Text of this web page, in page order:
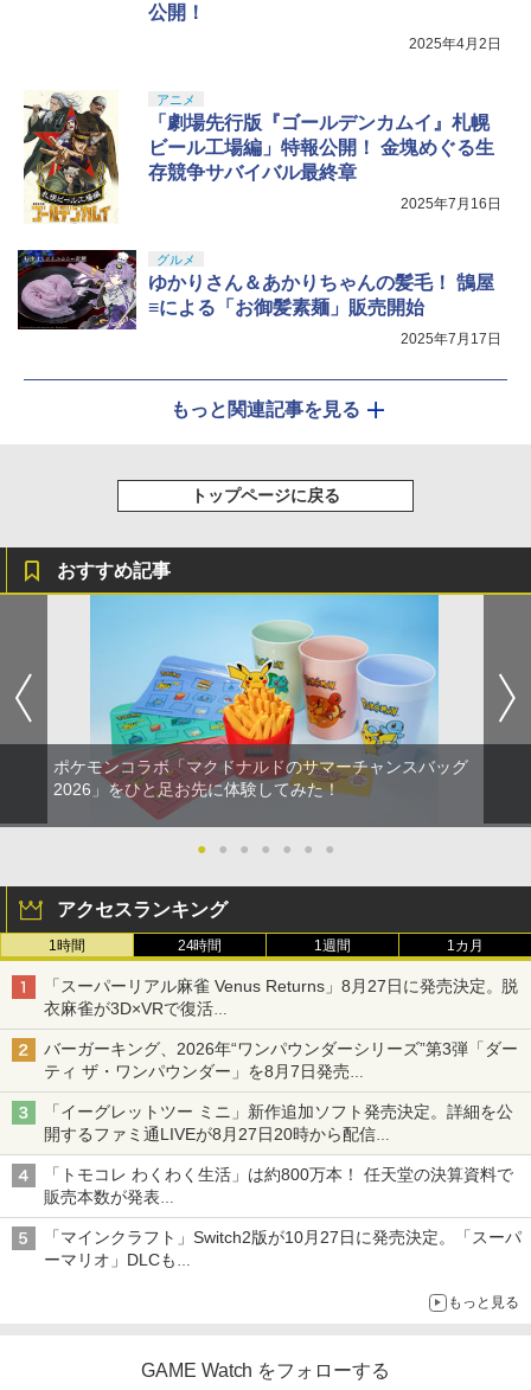
公開！
2025年4月2日
アニメ
「劇場先行版『ゴールデンカムイ』札幌
ビール工場編」特報公開！ 金塊めぐる生
存競争サバイバル最終章
2025年7月16日
グルメ
ゆかりさん＆あかりちゃんの髪毛！ 鵠屋
≡による「お御髪素麺」販売開始
2025年7月17日
もっと関連記事を見る
トップページに戻る
おすすめ記事
ポケモンコラボ「マクドナルドのサマーチャンスバッグ
2026」をひと足お先に体験してみた！
● ● ● ● ● ● ●
アクセスランキング
1時間 24時間 1週間 1カ月
「スーパーリアル麻雀 Venus Returns」8月27日に発売決定。脱
衣麻雀が3D×VRで復活
発売から2週間は20%オフになるセールが実施
バーガーキング、2026年“ワンパウンダーシリーズ”第3弾「ダー
ティ ザ・ワンパウンダー」を8月7日発売
「特製ガーリックマヨソース」を使用した超大型チーズバーガー
「イーグレットツー ミニ」新作追加ソフト発売決定。詳細を公
開するファミ通LIVEが8月27日20時から配信
シリーズ累計100タイトルへ
「トモコレ わくわく生活」は約800万本！ 任天堂の決算資料で
販売本数が発表
「ぽこポケ」は127万本に
「マインクラフト」Switch2版が10月27日に発売決定。「スーパ
ーマリオ」DLCも
もっと見る
GAME Watch をフォローする